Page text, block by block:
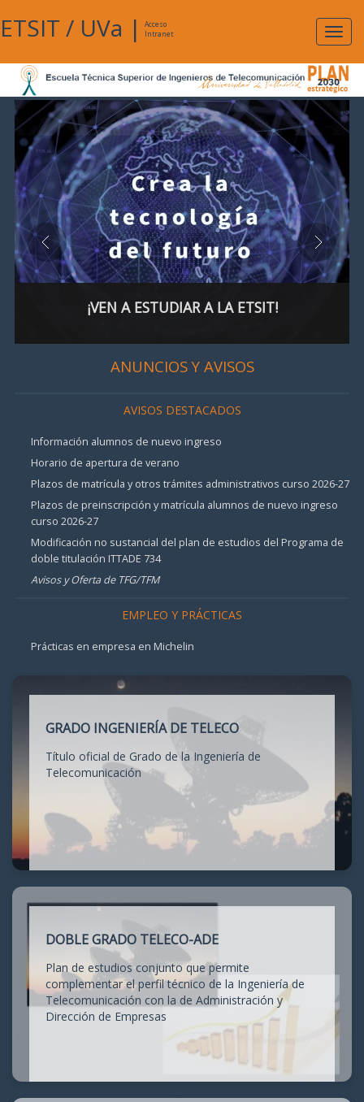
ETSIT / UVa |
Acceso
Intranet
¡VEN A ESTUDIAR A LA ETSIT!
ANUNCIOS Y AVISOS
AVISOS DESTACADOS
Información alumnos de nuevo ingreso
Horario de apertura de verano
Plazos de matrícula y otros trámites administrativos curso 2026-27
Plazos de preinscripción y matrícula alumnos de nuevo ingreso
curso 2026-27
Modificación no sustancial del plan de estudios del Programa de
doble titulación ITTADE 734
Avisos y Oferta de TFG/TFM
EMPLEO Y PRÁCTICAS
Prácticas en empresa en Michelin
GRADO INGENIERÍA DE TELECO
Título oficial de Grado de la Ingeniería de
Telecomunicación
DOBLE GRADO TELECO-ADE
Plan de estudios conjunto que permite
complementar el perfil técnico de la Ingeniería de
Telecomunicación con la de Administración y
Dirección de Empresas